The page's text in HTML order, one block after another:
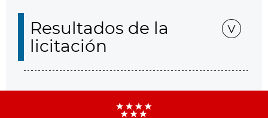
Resultados de la
licitación